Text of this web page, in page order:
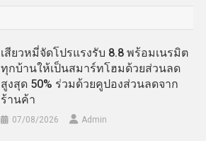
เสียวหมี่จัดโปรแรงรับ 8.8 พร้อมเนรมิต
ทุกบ้านให้เป็นสมาร์ทโฮมด้วยส่วนลด
สูงสุด 50% ร่วมด้วยคูปองส่วนลดจาก
ร้านค้า
07/08/2026 Admin